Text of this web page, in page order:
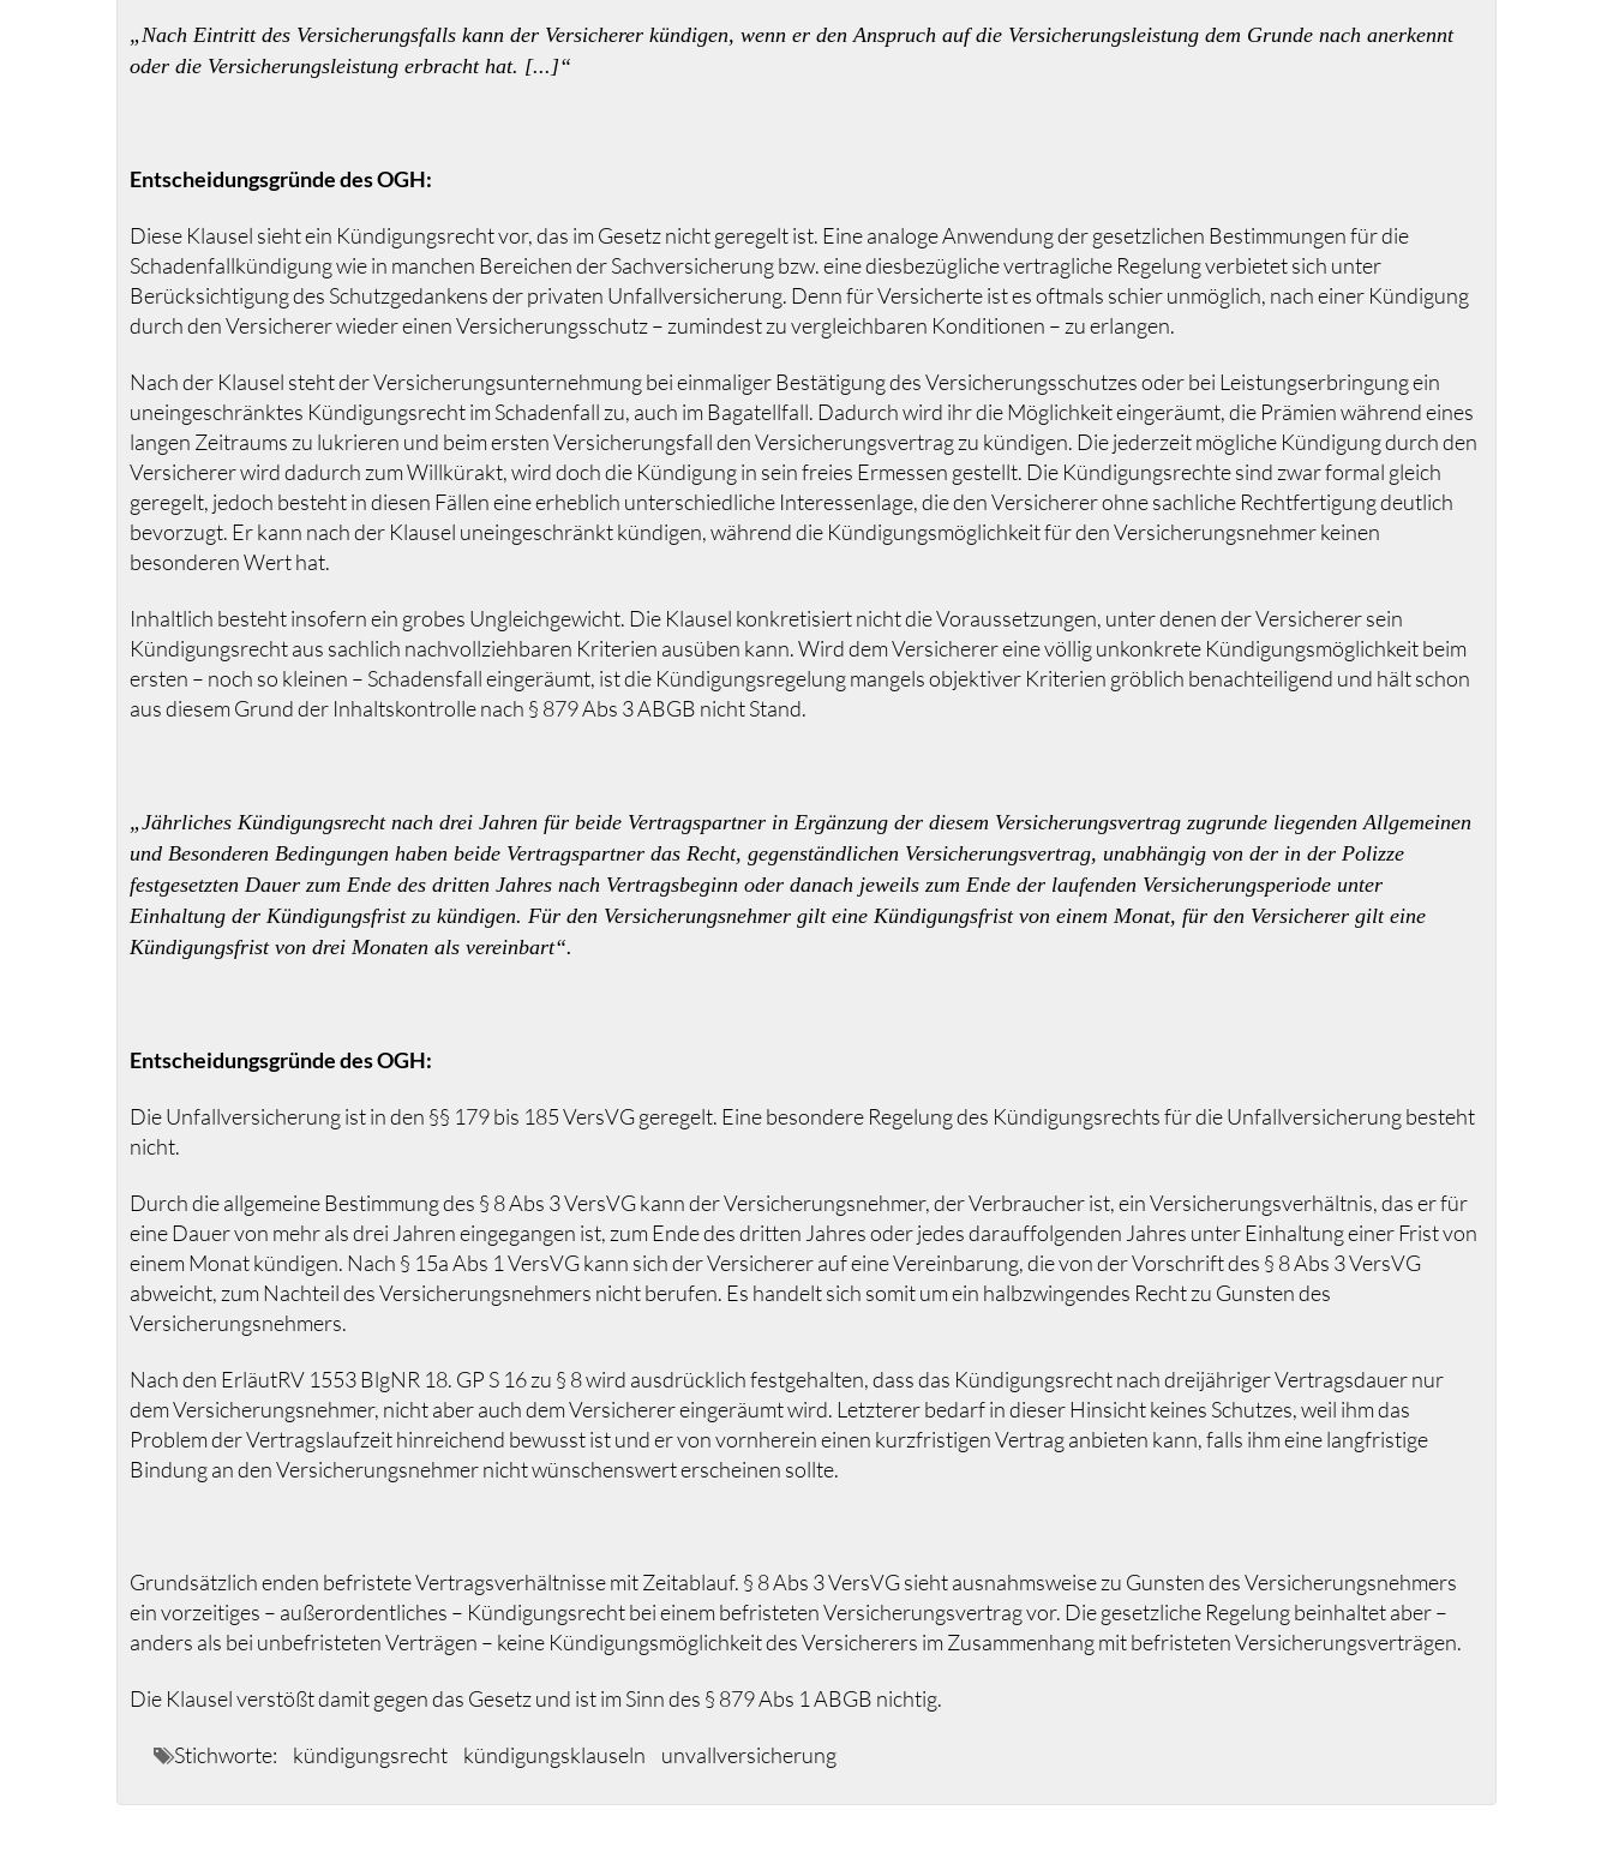
„Nach Eintritt des Versicherungsfalls kann der Versicherer kündigen, wenn er den Anspruch auf die Versicherungsleistung dem Grunde nach anerkennt
oder die Versicherungsleistung erbracht hat. [...]“
Entscheidungsgründe des OGH:
Diese Klausel sieht ein Kündigungsrecht vor, das im Gesetz nicht geregelt ist. Eine analoge Anwendung der gesetzlichen Bestimmungen für die
Schadenfallkündigung wie in manchen Bereichen der Sachversicherung bzw. eine diesbezügliche vertragliche Regelung verbietet sich unter
Berücksichtigung des Schutzgedankens der privaten Unfallversicherung. Denn für Versicherte ist es oftmals schier unmöglich, nach einer Kündigung
durch den Versicherer wieder einen Versicherungsschutz – zumindest zu vergleichbaren Konditionen – zu erlangen.
Nach der Klausel steht der Versicherungsunternehmung bei einmaliger Bestätigung des Versicherungsschutzes oder bei Leistungserbringung ein
uneingeschränktes Kündigungsrecht im Schadenfall zu, auch im Bagatellfall. Dadurch wird ihr die Möglichkeit eingeräumt, die Prämien während eines
langen Zeitraums zu lukrieren und beim ersten Versicherungsfall den Versicherungsvertrag zu kündigen. Die jederzeit mögliche Kündigung durch den
Versicherer wird dadurch zum Willkürakt, wird doch die Kündigung in sein freies Ermessen gestellt. Die Kündigungsrechte sind zwar formal gleich
geregelt, jedoch besteht in diesen Fällen eine erheblich unterschiedliche Interessenlage, die den Versicherer ohne sachliche Rechtfertigung deutlich
bevorzugt. Er kann nach der Klausel uneingeschränkt kündigen, während die Kündigungsmöglichkeit für den Versicherungsnehmer keinen
besonderen Wert hat.
Inhaltlich besteht insofern ein grobes Ungleichgewicht. Die Klausel konkretisiert nicht die Voraussetzungen, unter denen der Versicherer sein
Kündigungsrecht aus sachlich nachvollziehbaren Kriterien ausüben kann. Wird dem Versicherer eine völlig unkonkrete Kündigungsmöglichkeit beim
ersten – noch so kleinen – Schadensfall eingeräumt, ist die Kündigungsregelung mangels objektiver Kriterien gröblich benachteiligend und hält schon
aus diesem Grund der Inhaltskontrolle nach § 879 Abs 3 ABGB nicht Stand.
„Jährliches Kündigungsrecht nach drei Jahren für beide Vertragspartner in Ergänzung der diesem Versicherungsvertrag zugrunde liegenden Allgemeinen
und Besonderen Bedingungen haben beide Vertragspartner das Recht, gegenständlichen Versicherungsvertrag, unabhängig von der in der Polizze
festgesetzten Dauer zum Ende des dritten Jahres nach Vertragsbeginn oder danach jeweils zum Ende der laufenden Versicherungsperiode unter
Einhaltung der Kündigungsfrist zu kündigen. Für den Versicherungsnehmer gilt eine Kündigungsfrist von einem Monat, für den Versicherer gilt eine
Kündigungsfrist von drei Monaten als vereinbart“.
Entscheidungsgründe des OGH:
Die Unfallversicherung ist in den §§ 179 bis 185 VersVG geregelt. Eine besondere Regelung des Kündigungsrechts für die Unfallversicherung besteht
nicht.
Durch die allgemeine Bestimmung des § 8 Abs 3 VersVG kann der Versicherungsnehmer, der Verbraucher ist, ein Versicherungsverhältnis, das er für
eine Dauer von mehr als drei Jahren eingegangen ist, zum Ende des dritten Jahres oder jedes darauffolgenden Jahres unter Einhaltung einer Frist von
einem Monat kündigen. Nach § 15a Abs 1 VersVG kann sich der Versicherer auf eine Vereinbarung, die von der Vorschrift des § 8 Abs 3 VersVG
abweicht, zum Nachteil des Versicherungsnehmers nicht berufen. Es handelt sich somit um ein halbzwingendes Recht zu Gunsten des
Versicherungsnehmers.
Nach den ErläutRV 1553 BlgNR 18. GP S 16 zu § 8 wird ausdrücklich festgehalten, dass das Kündigungsrecht nach dreijähriger Vertragsdauer nur
dem Versicherungsnehmer, nicht aber auch dem Versicherer eingeräumt wird. Letzterer bedarf in dieser Hinsicht keines Schutzes, weil ihm das
Problem der Vertragslaufzeit hinreichend bewusst ist und er von vornherein einen kurzfristigen Vertrag anbieten kann, falls ihm eine langfristige
Bindung an den Versicherungsnehmer nicht wünschenswert erscheinen sollte.
Grundsätzlich enden befristete Vertragsverhältnisse mit Zeitablauf. § 8 Abs 3 VersVG sieht ausnahmsweise zu Gunsten des Versicherungsnehmers
ein vorzeitiges – außerordentliches – Kündigungsrecht bei einem befristeten Versicherungsvertrag vor. Die gesetzliche Regelung beinhaltet aber –
anders als bei unbefristeten Verträgen – keine Kündigungsmöglichkeit des Versicherers im Zusammenhang mit befristeten Versicherungsverträgen.
Die Klausel verstößt damit gegen das Gesetz und ist im Sinn des § 879 Abs 1 ABGB nichtig.
Stichworte: kündigungsrecht kündigungsklauseln unvallversicherung